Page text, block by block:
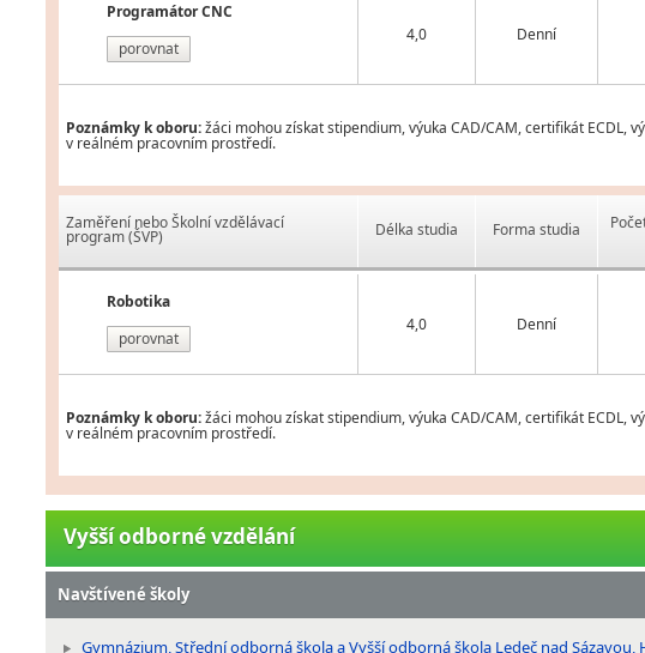
Programátor CNC
porovnat
4,0 Denní
Poznámky k oboru:žáci mohou získat stipendium, výuka CAD/CAM, certifikát ECDL,
v reálném pracovním prostředí.
Zaměření nebo Školní vzdělávací
program (ŠVP)
Robotika
porovnat
Délka studia Forma studia
4,0 Denní
Poznámky k oboru:žáci mohou získat stipendium, výuka CAD/CAM, certifikát ECDL,
v reálném pracovním prostředí.
Vyšší odborné vzdělání
Navštívené školy
Gymnázium, Střední odborná škola a Vyšší odborná škola Ledeč nad Sázavou,